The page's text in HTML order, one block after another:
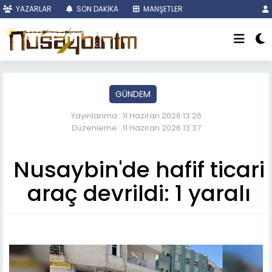
YAZARLAR SON DAKİKA MANŞETLER
GÜNDEM
Yayınlanma : 11 Haziran 2026 13:26
Düzenleme : 11 Haziran 2026 13:37
Nusaybin'de hafif ticari
araç devrildi: 1 yaralı